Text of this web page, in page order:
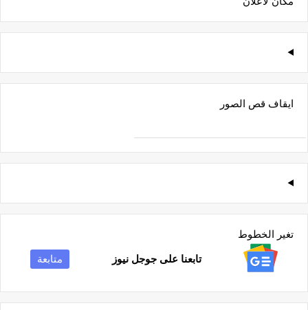
ايقاف قص الصور
تغير الخطوط
تابعنا على جوجل نيوز متابعة